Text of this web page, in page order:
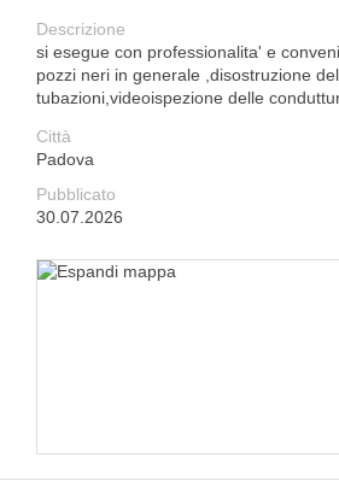
Descrizione
si esegue con professionalita' e
pozzi neri in generale ,disostruzione
tubazioni,videoispezione delle
Città
Padova
Pubblicato
30.07.2026